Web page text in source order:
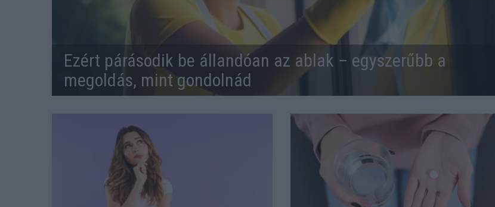
Ezért párásodik be állandóan az ablak – egyszerűbb a
megoldás, mint gondolnád